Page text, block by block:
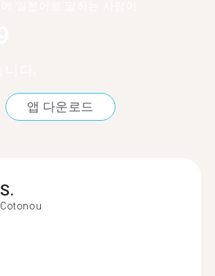
앱 다운로드
S.
Cotonou